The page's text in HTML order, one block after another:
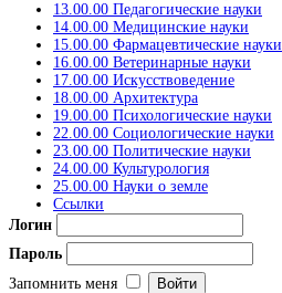
13.00.00 Педагогические науки
14.00.00 Медицинские науки
15.00.00 Фармацевтические науки
16.00.00 Ветеринарные науки
17.00.00 Искусствоведение
18.00.00 Архитектура
19.00.00 Психологические науки
22.00.00 Социологические науки
23.00.00 Политические науки
24.00.00 Культурология
25.00.00 Науки о земле
Ссылки
Логин
Пароль
Запомнить меня